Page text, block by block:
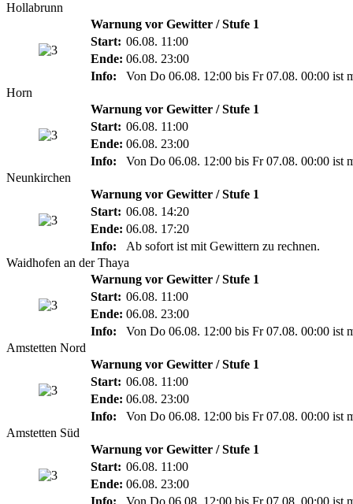
Hollabrunn
Warnung vor Gewitter / Stufe 1
Start: 06.08. 11:00
Ende: 06.08. 23:00
Info:
Von Do 06.08. 12:00 bis Fr 07.08. 00:00 ist
Horn
Warnung vor Gewitter / Stufe 1
Start: 06.08. 11:00
Ende: 06.08. 23:00
Info:
Von Do 06.08. 12:00 bis Fr 07.08. 00:00 ist
Neunkirchen
Warnung vor Gewitter / Stufe 1
Start: 06.08. 14:20
Ende: 06.08. 17:20
Info:
Ab sofort ist mit Gewittern zu rechnen.
Waidhofen an der Thaya
Warnung vor Gewitter / Stufe 1
Start: 06.08. 11:00
Ende: 06.08. 23:00
Info:
Von Do 06.08. 12:00 bis Fr 07.08. 00:00 ist
Amstetten Nord
Warnung vor Gewitter / Stufe 1
Start: 06.08. 11:00
Ende: 06.08. 23:00
Info:
Von Do 06.08. 12:00 bis Fr 07.08. 00:00 ist
Amstetten Süd
Warnung vor Gewitter / Stufe 1
Start: 06.08. 11:00
Ende: 06.08. 23:00
Info:
Von Do 06.08. 12:00 bis Fr 07.08. 00:00 ist